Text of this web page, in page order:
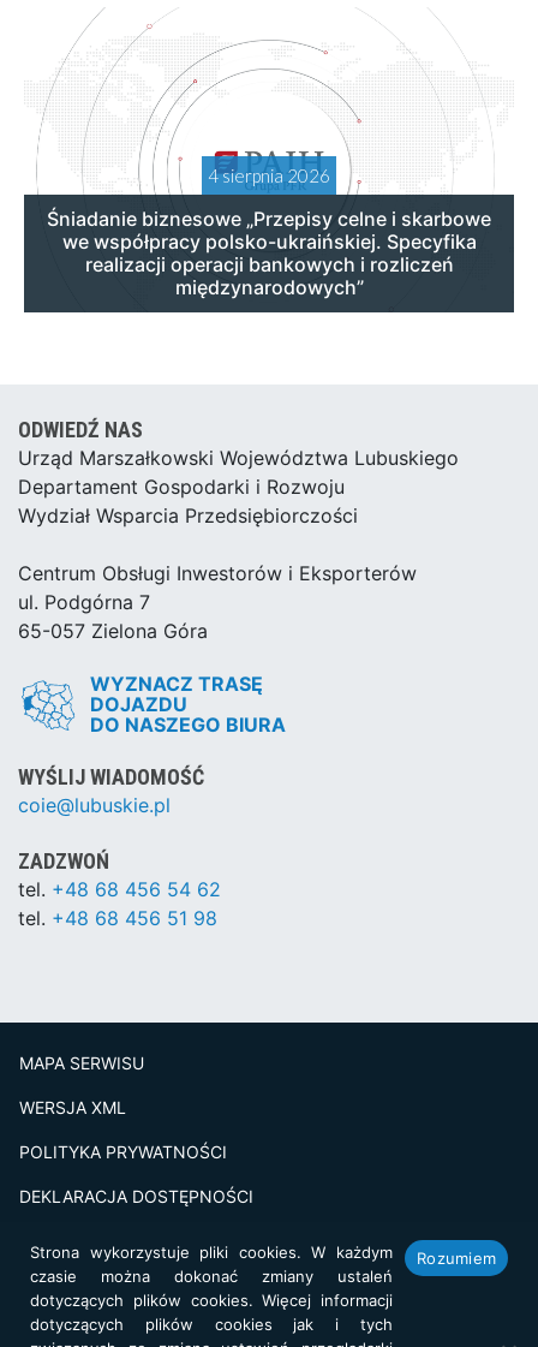
4 sierpnia 2026
Śniadanie biznesowe „Przepisy celne i skarbowe
we współpracy polsko-ukraińskiej. Specyfika
realizacji operacji bankowych i rozliczeń
międzynarodowych”
ODWIEDŹ NAS
Urząd Marszałkowski Województwa Lubuskiego
Departament Gospodarki i Rozwoju
Wydział Wsparcia Przedsiębiorczości
Centrum Obsługi Inwestorów i Eksporterów
ul. Podgórna 7
65-057 Zielona Góra
WYZNACZ TRASĘ
DOJAZDU
DO NASZEGO BIURA
WYŚLIJ WIADOMOŚĆ
coie@lubuskie.pl
ZADZWOŃ
tel. +48 68 456 54 62
tel. +48 68 456 51 98
MAPA SERWISU
WERSJA XML
POLITYKA PRYWATNOŚCI
DEKLARACJA DOSTĘPNOŚCI
BADANIE SATSFAKCJI KLIENTA
Projekt i realizacja: netkoncept.com
Strona wykorzystuje pliki cookies. W każdym
czasie można dokonać zmiany ustaleń
dotyczących plików cookies. Więcej informacji
dotyczących plików cookies jak i tych
Rozumiem